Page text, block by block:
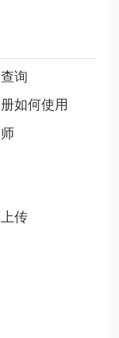
询
如何使用
传